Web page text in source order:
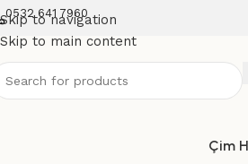
Skip to navigation
Skip to main content
0532 641 7960
Çim